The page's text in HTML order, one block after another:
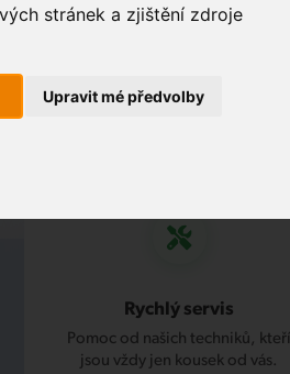
stránek a zjištění zdroje
Upravit mé předvolby
Rychlý servis
Pomoc od našich techniků, kteří
jsou vždy jen kousek od vás.